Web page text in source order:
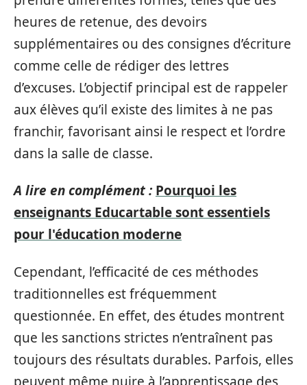
heures de retenue, des devoirs
supplémentaires ou des consignes d’écriture
comme celle de rédiger des lettres
d’excuses. L’objectif principal est de rappeler
aux élèves qu’il existe des limites à ne pas
franchir, favorisant ainsi le respect et l’ordre
dans la salle de classe.
A lire en complément : Pourquoi les
enseignants Educartable sont essentiels
pour l'éducation moderne
Cependant, l’efficacité de ces méthodes
traditionnelles est fréquemment
questionnée. En effet, des études montrent
que les sanctions strictes n’entraînent pas
toujours des résultats durables. Parfois, elles
peuvent même nuire à l’apprentissage des